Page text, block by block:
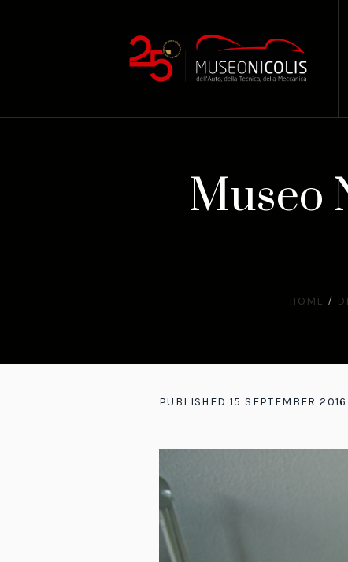
Museo
HOME /
PUBLISHED 15 SEPTEMBER 2016